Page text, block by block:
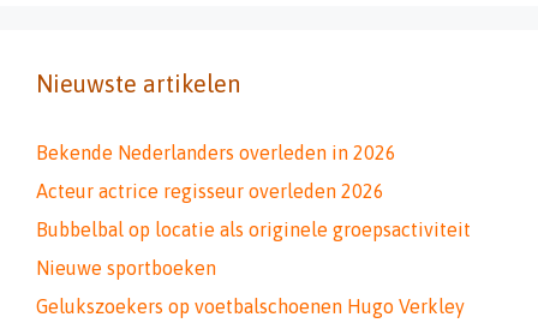
Nieuwste artikelen
Bekende Nederlanders overleden in 2026
Acteur actrice regisseur overleden 2026
Bubbelbal op locatie als originele groepsactiviteit
Nieuwe sportboeken
Gelukszoekers op voetbalschoenen Hugo Verkley